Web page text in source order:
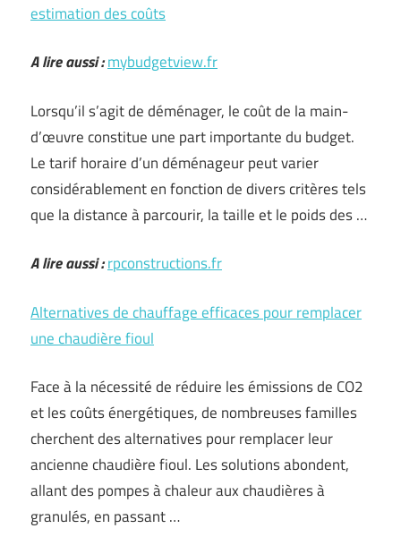
estimation des coûts
A lire aussi :mybudgetview.fr
Lorsqu’il s’agit de déménager, le coût de la main-
d’œuvre constitue une part importante du budget.
Le tarif horaire d’un déménageur peut varier
considérablement en fonction de divers critères tels
que la distance à parcourir, la taille et le poids des …
A lire aussi :rpconstructions.fr
Alternatives de chauffage efficaces pour remplacer
une chaudière fioul
Face à la nécessité de réduire les émissions de CO2
et les coûts énergétiques, de nombreuses familles
cherchent des alternatives pour remplacer leur
ancienne chaudière fioul. Les solutions abondent,
allant des pompes à chaleur aux chaudières à
granulés, en passant …